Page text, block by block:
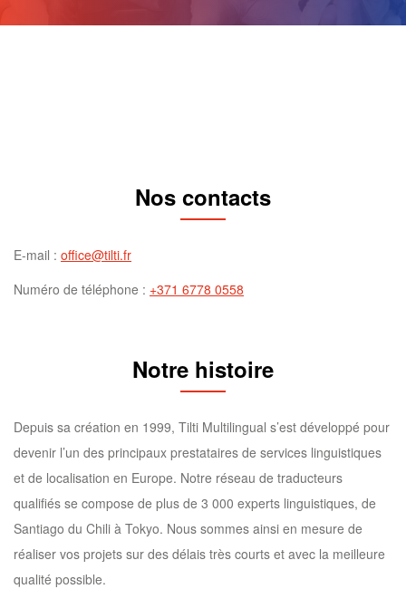
Nos contacts
E-mail : office@tilti.fr
Numéro de téléphone : +371 6778 0558
Notre histoire
Depuis sa création en 1999, Tilti Multilingual s’est développé pour
devenir l’un des principaux prestataires de services linguistiques
et de localisation en Europe. Notre réseau de traducteurs
qualifiés se compose de plus de 3 000 experts linguistiques, de
Santiago du Chili à Tokyo. Nous sommes ainsi en mesure de
réaliser vos projets sur des délais très courts et avec la meilleure
qualité possible.